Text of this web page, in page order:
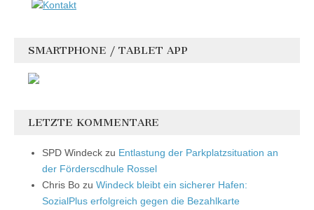
SMARTPHONE / TABLET APP
LETZTE KOMMENTARE
SPD Windeck zu Entlastung der Parkplatzsituation an
der Förderscdhule Rossel
Chris Bo zu Windeck bleibt ein sicherer Hafen:
SozialPlus erfolgreich gegen die Bezahlkarte